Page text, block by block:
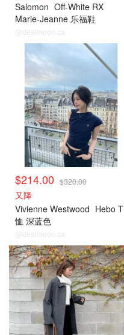
Salomon Off-White RX
Marie-Jeanne 乐福鞋
@dealmoon.ca
小编推荐
$214.00 $320.00
又降
Vivienne Westwood Hebo T
恤 深蓝色
@dealmoon.ca
小编推荐